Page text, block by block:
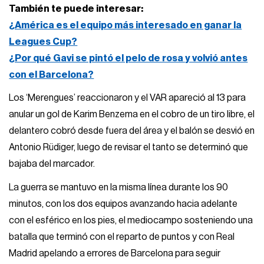
También te puede interesar:
¿América es el equipo más interesado en ganar la
Leagues Cup?
¿Por qué Gavi se pintó el pelo de rosa y volvió antes
con el Barcelona?
Los ‘Merengues’ reaccionaron y el VAR apareció al 13 para
anular un gol de Karim Benzema en el cobro de un tiro libre, el
delantero cobró desde fuera del área y el balón se desvió en
Antonio Rüdiger, luego de revisar el tanto se determinó que
bajaba del marcador.
La guerra se mantuvo en la misma línea durante los 90
minutos, con los dos equipos avanzando hacia adelante
con el esférico en los pies, el mediocampo sosteniendo una
batalla que terminó con el reparto de puntos y con Real
Madrid apelando a errores de Barcelona para seguir